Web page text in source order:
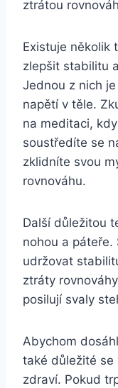
ztrátou
Existuje několik
zlepšit stabilitu
Jednou z nich
napětí v těle.
na meditaci,
soustředíte se
zklidníte svou
rovnováhu.
Další důležitou
nohou a páteře.
udržovat
ztráty
posilují svaly
Abychom
také důležité se
zdraví. Pokud